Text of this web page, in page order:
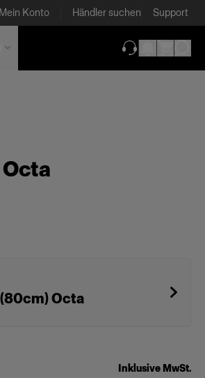
Mein Konto Händler suchen Support
Octa
Inklusive MwSt.